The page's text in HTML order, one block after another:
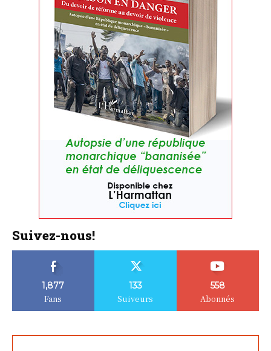
Suivez-nous!
1,877
Fans
133
Suiveurs
558
Abonnés